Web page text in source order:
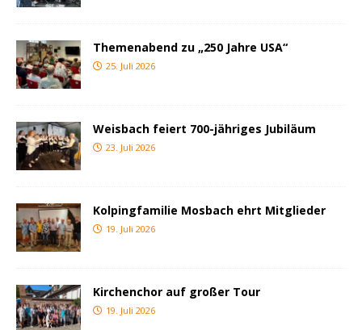
Themenabend zu „250 Jahre USA“
25. Juli 2026
Weisbach feiert 700-jähriges Jubiläum
23. Juli 2026
Kolpingfamilie Mosbach ehrt Mitglieder
19. Juli 2026
Kirchenchor auf großer Tour
19. Juli 2026